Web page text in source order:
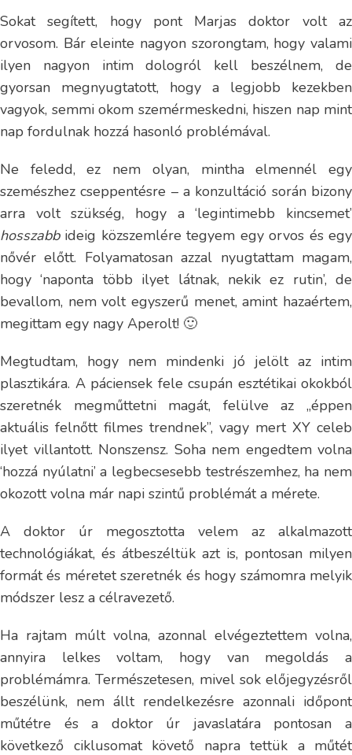
Sokat segített, hogy pont Marjas doktor volt az
orvosom. Bár eleinte nagyon szorongtam, hogy valami
ilyen nagyon intim dologról kell beszélnem, de
gyorsan megnyugtatott, hogy a legjobb kezekben
vagyok, semmi okom szemérmeskedni, hiszen nap mint
nap fordulnak hozzá hasonló problémával.
Ne feledd, ez nem olyan, mintha elmennél egy
szemészhez cseppentésre – a konzultáció során bizony
arra volt szükség, hogy a ‘legintimebb kincsemet’
hosszabbideig közszemlére tegyem egy orvos és egy
nővér előtt. Folyamatosan azzal nyugtattam magam,
hogy ‘naponta több ilyet látnak, nekik ez rutin’, de
bevallom, nem volt egyszerű menet, amint hazaértem,
megittam egy nagy Aperolt! 🙂
Megtudtam, hogy nem mindenki jó jelölt az intim
plasztikára. A páciensek fele csupán esztétikai okokból
szeretnék megműttetni magát, felülve az „éppen
aktuális felnőtt filmes trendnek”, vagy mert XY celeb
ilyet villantott. Nonszensz. Soha nem engedtem volna
‘hozzá nyúlatni’ a legbecsesebb testrészemhez, ha nem
okozott volna már napi szintű problémát a mérete.
A doktor úr megosztotta velem az alkalmazott
technológiákat, és átbeszéltük azt is, pontosan milyen
formát és méretet szeretnék és hogy számomra melyik
módszer lesz a célravezető.
Ha rajtam múlt volna, azonnal elvégeztettem volna,
annyira lelkes voltam, hogy van megoldás a
problémámra. Természetesen, mivel sok előjegyzésről
beszélünk, nem állt rendelkezésre azonnali időpont
műtétre és a doktor úr javaslatára pontosan a
következő ciklusomat követő napra tettük a műtét